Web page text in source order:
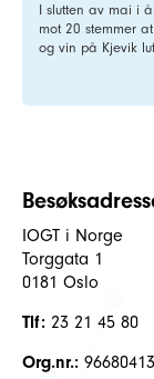
I slutten av mai i
mot 20 stemmer
og vin på Kjevik
IOGT i Norge
Torggata 1
0181 Oslo
Tlf: 23 21 45 80
Org.nr.: